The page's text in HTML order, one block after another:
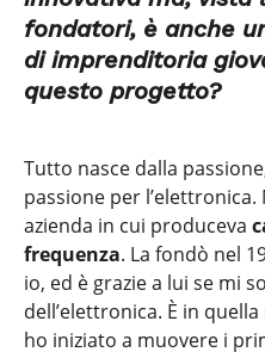
fondatori, è anche
di imprenditoria
questo progetto?
Tutto nasce dalla
passione per
azienda in cui produceva
frequenza. La fondò nel
io, ed è grazie a lui se mi
dell’elettronica. È in
ho iniziato a muovere i